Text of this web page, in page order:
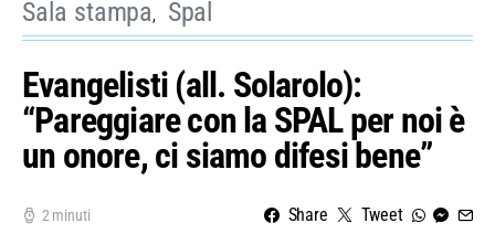
Sala stampa Spal
Evangelisti (all. Solarolo):
“Pareggiare con la SPAL per noi è
un onore, ci siamo difesi bene”
2 minuti Share Tweet